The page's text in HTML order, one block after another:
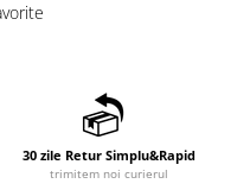
30 zile Retur Simplu&Rapid
trimitem noi curierul